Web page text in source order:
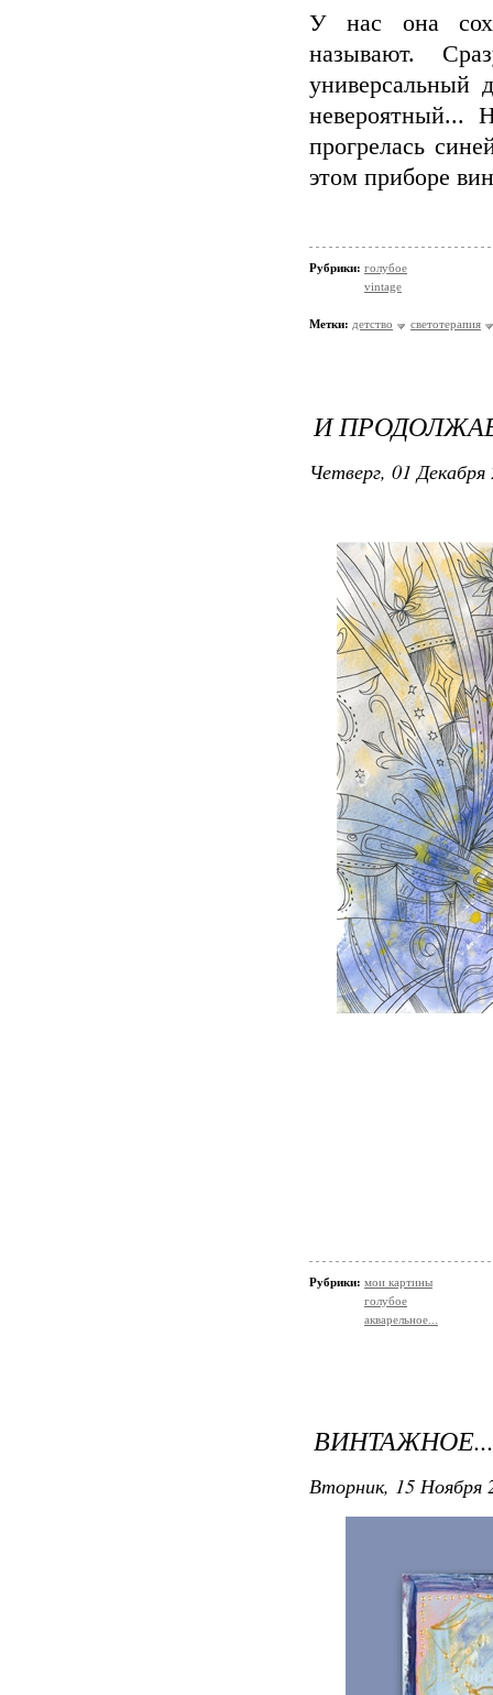
У нас она
называют.
универсальный
прогрелась
этом приборе
Рубрики: голубое
vintage
Метки: детство светотерапия
И
Четверг, 01
Рубрики: мои картины
голубое
акварельное...
ВИНТАЖНОЕ...
Вторник, 15 Ноября